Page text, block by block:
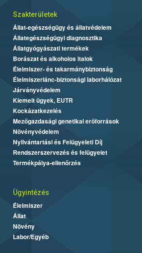
Szakterületek
Állat-egészségügy és állatvédelem
Állategészségügyi diagnosztika
Állatgyógyászati termékek
Borászat és alkoholos italok
Élelmiszer- és takarmánybiztonság
Élelmiszerlánc-biztonsági laborhálózat
Járványvédelem
Kiemelt ügyek, EUTR
Kockázatkezelés
Mezőgazdasági genetikai erőforrások
Növényvédelem
Nyilvántartási és Felügyeleti Díj
Rendszerszervezés és felügyelet
Termékpálya-ellenőrzés
Ügyintézés
Élelmiszer
Állat
Növény
Labor/Egyéb